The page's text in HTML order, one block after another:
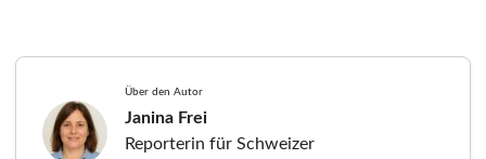
Über den Autor
Janina Frei
Reporterin für Schweizer